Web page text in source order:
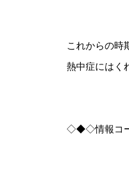
これからの時
熱中症にはく
◇◆◇情報コ